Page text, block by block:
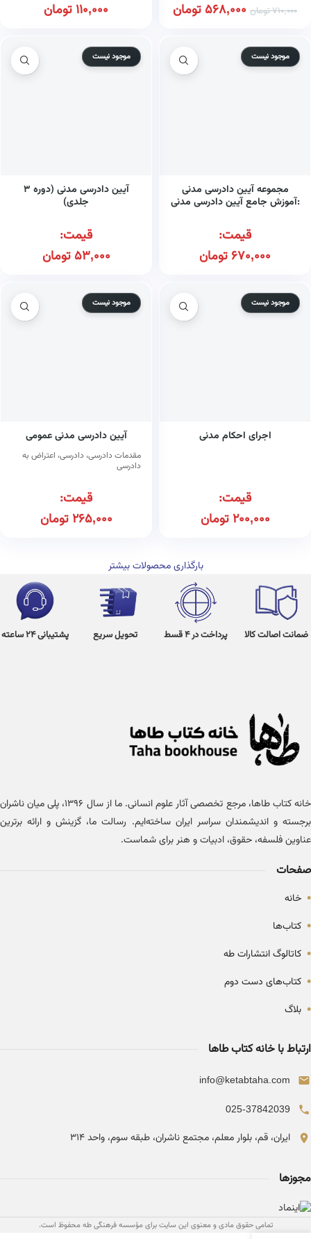
710,000تومان 568,000 تومان
110,000تومان
موجود نیست
مجموعه آیین دادرسی مدنی
:آموزش جامع آیین دادرسی مدنی
قیمت:
670,000 تومان
موجود نیست
آیین دادرسی مدنی (دوره ۳
جلدی)
قیمت:
53,000 تومان
موجود نیست
اجرای احکام مدنی
قیمت:
200,000تومان
موجود نیست
آیین دادرسی مدنی عمومی
مقدمات دادرسی، دادرسی، اعتراض به
دادرسی
قیمت:
265,000تومان
بارگذاری محصولات بیشتر
ضمانت اصالت کالا پرداخت در 4 قسط تحویل سریع پشتیبانی 24 ساعته
خانه کتاب طاها، مرجع تخصصی آثار علوم انسانی. ما از سال ۱۳۹۶، پلی میان ناشران
برجسته و اندیشمندان سراسر ایران ساخته‌ایم. رسالت ما، گزینش و ارائه برترین
عناوین فلسفه، حقوق، ادبیات و هنر برای شماست.
صفحات
• خانه
• کتاب‌ها
• کاتالوگ انتشارات طه
• کتاب‌های دست دوم
• بلاگ
ارتباط با خانه کتاب طاها
info@ketabtaha.com
025-37842039
ایران، قم، بلوار معلم، مجتمع ناشران، طبقه سوم، واحد ۳۱۴
مجوزها
تمامی حقوق مادی و معنوی این سایت برای مؤسسه فرهنگی طه محفوظ است.